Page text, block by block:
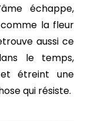
échappe,
la fleur
aussi ce
le temps,
étreint une
qui résiste.